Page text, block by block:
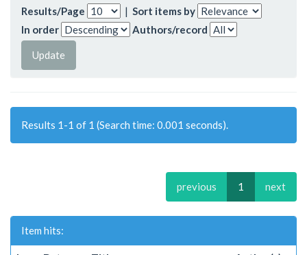
Results/Page | Sort items by
In order
Authors/record
Results 1-1 of 1 (Search time: 0.001 seconds).
previous 1 next
Item hits: